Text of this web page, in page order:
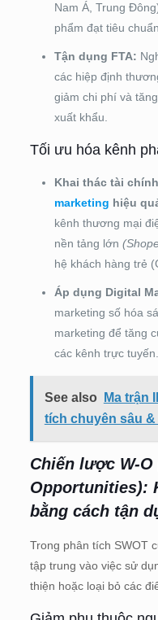
Nam Á, Trung
phẩm đạt tiêu
Tận dụng FTA:
các hiệp định
giảm chi phí và
xuất khẩu.
Tối ưu hóa kênh
Khai thác tài
marketing hiệu
kênh thương mại
nền tảng lớn
hệ khách hàng trẻ
Áp dụng Digital
marketing số hóa
marketing để tăng
các kênh trực tuyến.
See also
Ma trận
tích chuyên sâu
Chiến lược W-O
Opportunities):
bằng cách tận
Trong phân tích SWOT
tập trung vào việc sử
thiện hoặc loại bỏ các